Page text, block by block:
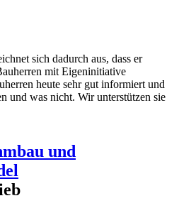
sich dadurch aus, dass er
mit Eigeninitiative
heute sehr gut informiert und
und was nicht. Wir unterstützen sie
und